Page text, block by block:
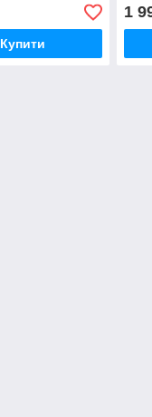
Купити
1